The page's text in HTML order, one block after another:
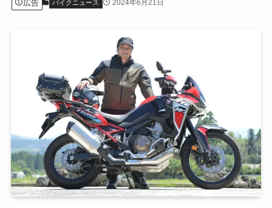
広告 バイクニュース 2024年6月21日